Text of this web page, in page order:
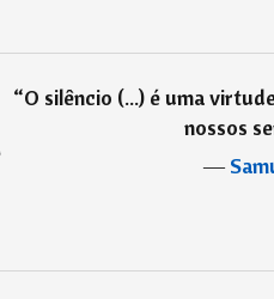
“O silêncio (...) é uma
nossos
―